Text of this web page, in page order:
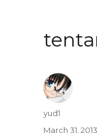
Author
yud1
Posted
March 31, 2013